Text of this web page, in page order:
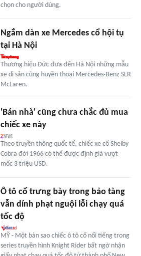
chọn cho người dùng.
Ngắm dàn xe Mercedes cổ hội tụ
tại Hà Nội
Thương hiệu Đức đưa đến Hà Nội những mẫu
xe di sản cùng huyền thoại Mercedes‑Benz SLR
McLaren.
'Bán nhà' cũng chưa chắc đủ mua
chiếc xe này
Theo truyền thông quốc tế, chiếc xe cổ Shelby
Cobra đời 1966 có thể được định giá vượt
mốc 3 triệu USD.
Ô tô cổ trưng bày trong bảo tàng
vẫn dính phạt nguội lỗi chạy quá
tốc độ
MỸ - Một bản sao chiếc ô tô cổ nổi tiếng trong
series truyền hình Knight Rider bất ngờ nhận